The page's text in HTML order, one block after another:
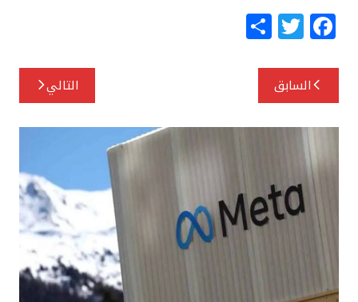
F
a
c
e
b
o
o
k
T
w
itt
e
r
S
h
تصفّح
المقالات
السابق التالي